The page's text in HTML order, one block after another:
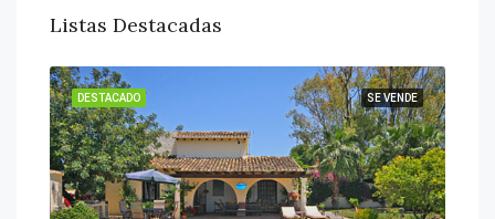
Listas Destacadas
SE VENDE
DESTACADO